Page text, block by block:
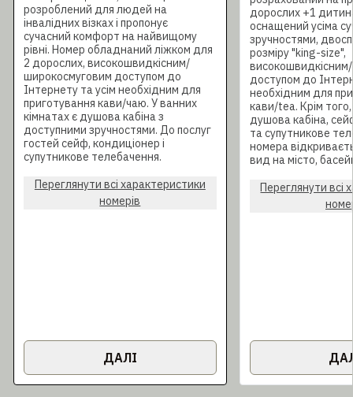
розроблений для людей на
інвалідних візках і пропонує
сучасний комфорт на найвищому
рівні. Номер обладнаний ліжком для
2 дорослих, високошвидкісним/
широкосмуговим доступом до
Інтернету та усім необхідним для
приготування кави/чаю. У ванних
кімнатах є душова кабіна з
доступними зручностями. До послуг
гостей сейф, кондиціонер і
супутникове телебачення.
Переглянути всі характеристики
номерів
ДАЛІ
дорослих +1
оснащений усіма
зручностями,
розміру "king-size",
доступом до
необхідним для
кави/tea. Крім
душова кабіна,
та супутникове
номера
вид на місто,
Переглянути всі